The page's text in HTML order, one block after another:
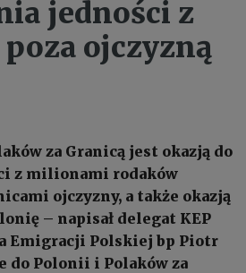
jedności z
ojczyzną
za Granicą jest okazją do
z milionami rodaków
ojczyzny, a także okazją
– napisał delegat KEP
Emigracji Polskiej bp Piotr
do Polonii i Polaków za